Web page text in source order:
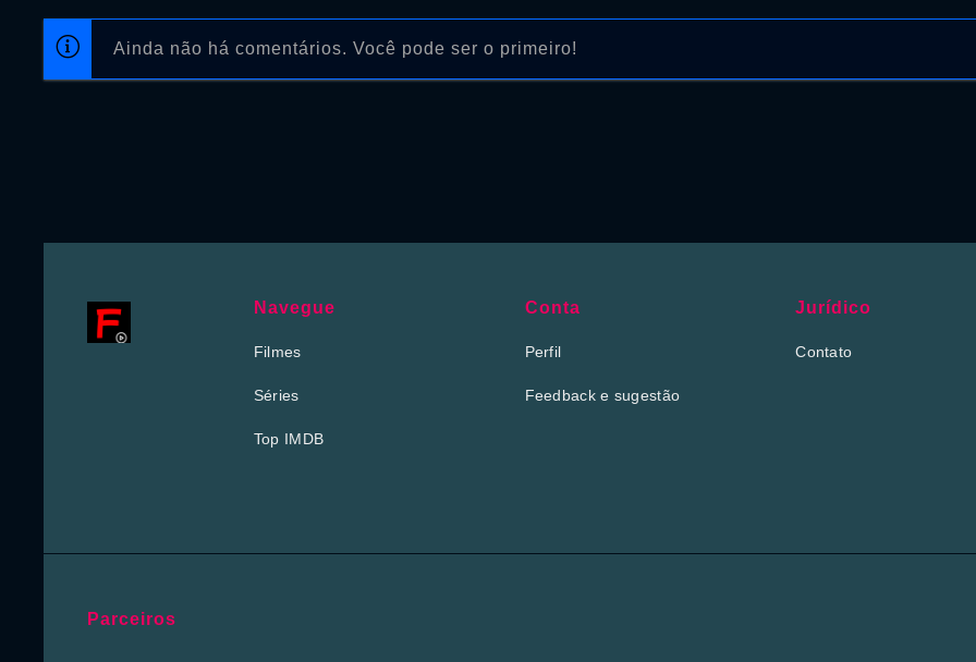
Ainda não há comentários. Você pode ser o primeiro!
Navegue
Filmes
Séries
Top IMDB
Conta
Perfil
Feedback e sugestão
Jurídico
Contato
Parceiros